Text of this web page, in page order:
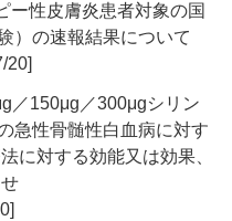
ー性皮膚炎患者対象の国
）の速報結果について
20]
／150μg／300μgシリン
急性骨髄性白血病に対す
に対する効能又は効果、